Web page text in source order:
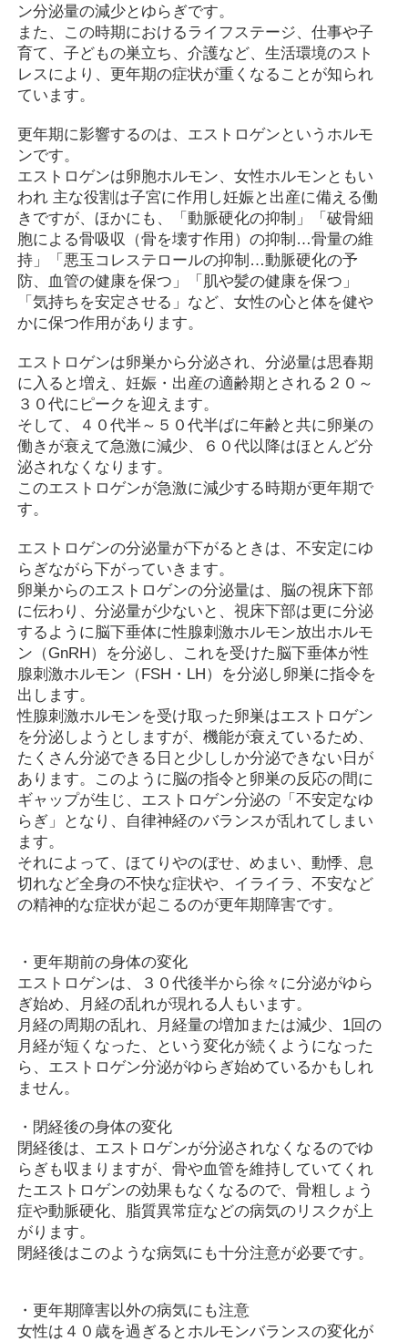
ン分泌量の減少とゆらぎです。
また、この時期におけるライフステージ、仕事や子
育て、子どもの巣立ち、介護など、生活環境のスト
レスにより、更年期の症状が重くなることが知られ
ています。
更年期に影響するのは、エストロゲンというホルモ
ンです。
エストロゲンは卵胞ホルモン、女性ホルモンともい
われ 主な役割は子宮に作用し妊娠と出産に備える働
きですが、ほかにも、「動脈硬化の抑制」「破骨細
胞による骨吸収（骨を壊す作用）の抑制…骨量の維
持」「悪玉コレステロールの抑制…動脈硬化の予
防、血管の健康を保つ」「肌や髪の健康を保つ」
「気持ちを安定させる」など、女性の心と体を健や
かに保つ作用があります。
エストロゲンは卵巣から分泌され、分泌量は思春期
に入ると増え、妊娠・出産の適齢期とされる２０～
３０代にピークを迎えます。
そして、４０代半～５０代半ばに年齢と共に卵巣の
働きが衰えて急激に減少、６０代以降はほとんど分
泌されなくなります。
このエストロゲンが急激に減少する時期が更年期で
す。
エストロゲンの分泌量が下がるときは、不安定にゆ
らぎながら下がっていきます。
卵巣からのエストロゲンの分泌量は、脳の視床下部
に伝わり、分泌量が少ないと、視床下部は更に分泌
するように脳下垂体に性腺刺激ホルモン放出ホルモ
ン（GnRH）を分泌し、これを受けた脳下垂体が性
腺刺激ホルモン（FSH・LH）を分泌し卵巣に指令を
出します。
性腺刺激ホルモンを受け取った卵巣はエストロゲン
を分泌しようとしますが、機能が衰えているため、
たくさん分泌できる日と少ししか分泌できない日が
あります。このように脳の指令と卵巣の反応の間に
ギャップが生じ、エストロゲン分泌の「不安定なゆ
らぎ」となり、自律神経のバランスが乱れてしまい
ます。
それによって、ほてりやのぼせ、めまい、動悸、息
切れなど全身の不快な症状や、イライラ、不安など
の精神的な症状が起こるのが更年期障害です。
・更年期前の身体の変化
エストロゲンは、３０代後半から徐々に分泌がゆら
ぎ始め、月経の乱れが現れる人もいます。
月経の周期の乱れ、月経量の増加または減少、1回の
月経が短くなった、という変化が続くようになった
ら、エストロゲン分泌がゆらぎ始めているかもしれ
ません。
・閉経後の身体の変化
閉経後は、エストロゲンが分泌されなくなるのでゆ
らぎも収まりますが、骨や血管を維持していてくれ
たエストロゲンの効果もなくなるので、骨粗しょう
症や動脈硬化、脂質異常症などの病気のリスクが上
がります。
閉経後はこのような病気にも十分注意が必要です。
・更年期障害以外の病気にも注意
女性は４０歳を過ぎるとホルモンバランスの変化が